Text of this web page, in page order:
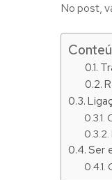
No post,
Ser